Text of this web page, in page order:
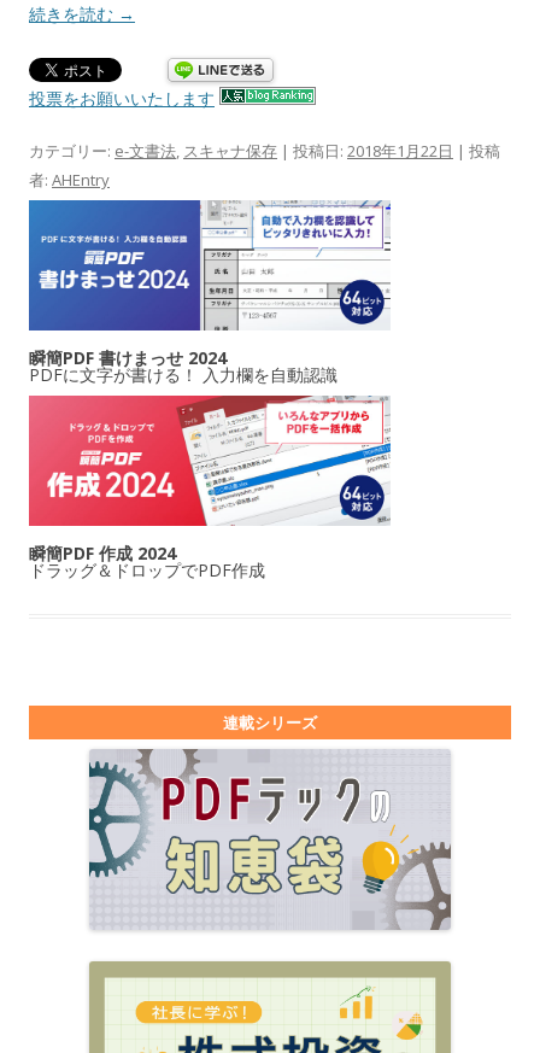
続きを読む →
投票をお願いいたします
カテゴリー: e-文書法, スキャナ保存 | 投稿日: 2018年1月22日 | 投稿
者: AHEntry
瞬簡PDF 書けまっせ 2024
PDFに文字が書ける！ 入力欄を自動認識
瞬簡PDF 作成 2024
ドラッグ＆ドロップでPDF作成
連載シリーズ